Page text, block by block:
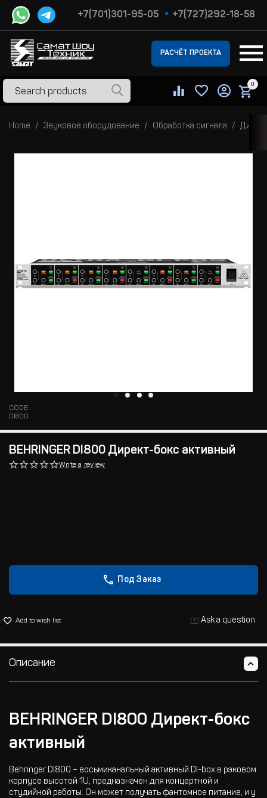
+7(701)301-95-05 +7(727)292-18-58
РАСЧЁТ ПРОЕКТА
0
Home Звуковое оборудование Обработка сигнала
CODE:
DI800
BEHRINGER DI800 Директ-бокс активный
Write a review
Под Заказ
Add to wish list Ask a question
Описание
BEHRINGER DI800 Директ-бокс
активный
Behringer DI800 – восьмиканальный активный DI-box в рэковом
корпусе высотой 1U, предназначен для концертной и
студийной работы. Он может получать фантомное питание, и у